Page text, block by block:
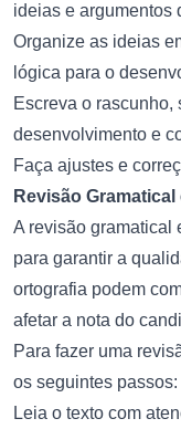
ideias e argumentos
Organize as ideias
lógica para o
Escreva o rascunho,
desenvolvimento e
Faça ajustes e
Revisão
A revisão gramatical
para garantir a
ortografia podem
afetar a nota do
Para fazer uma
os seguintes passos:
Leia o texto com